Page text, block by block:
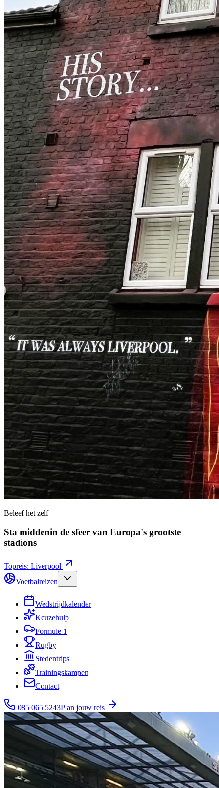
Beleef het zelf
Sta middenin de sfeer van Europa's grootste
stadions
Topreis: Liverpool
Voetbalreizen
Wedstrijdkalender
Keuzehulp
Formule 1
Rugby
Stedentrips
Trainingskampen
Contact
085 065 5243Plan jouw reis